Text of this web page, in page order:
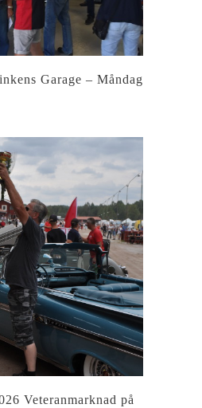
Garage – Måndag
Veteranmarknad på